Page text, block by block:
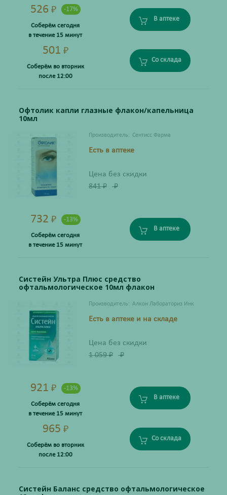
526 ₽ -17%
Соберём сегодня
в течение 15 минут
В аптеке
501 ₽
Соберём во вторник
после 12:00
Со склада
Офтолик капли глазные флакон/капельница
10мл
Производитель: Сентисс Фарма
Есть в аптеке
Цена без скидки
841₽ ₽
732 ₽ -13%
Соберём сегодня
в течение 15 минут
В аптеке
Систейн Ультра Плюс средство
офтальмологическое 10мл флакон
Производитель: Алкон Лабораториз Инк
Есть в аптеке и на складе
Цена без скидки
1 059₽ ₽
921 ₽ -13%
Соберём сегодня
в течение 15 минут
В аптеке
965 ₽
Соберём во вторник
после 12:00
Со склада
Систейн Баланс средство офтальмологическое